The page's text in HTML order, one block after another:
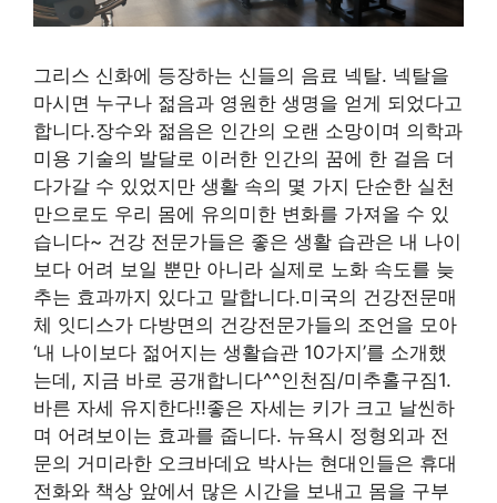
그리스 신화에 등장하는 신들의 음료 넥탈. 넥탈을
마시면 누구나 젊음과 영원한 생명을 얻게 되었다고
합니다.장수와 젊음은 인간의 오랜 소망이며 의학과
미용 기술의 발달로 이러한 인간의 꿈에 한 걸음 더
다가갈 수 있었지만 생활 속의 몇 가지 단순한 실천
만으로도 우리 몸에 유의미한 변화를 가져올 수 있
습니다~ 건강 전문가들은 좋은 생활 습관은 내 나이
보다 어려 보일 뿐만 아니라 실제로 노화 속도를 늦
추는 효과까지 있다고 말합니다.미국의 건강전문매
체 잇디스가 다방면의 건강전문가들의 조언을 모아
‘내 나이보다 젊어지는 생활습관 10가지’를 소개했
는데, 지금 바로 공개합니다^^인천짐/미추홀구짐1.
바른 자세 유지한다!!좋은 자세는 키가 크고 날씬하
며 어려보이는 효과를 줍니다. 뉴욕시 정형외과 전
문의 거미라한 오크바데요 박사는 현대인들은 휴대
전화와 책상 앞에서 많은 시간을 보내고 몸을 구부